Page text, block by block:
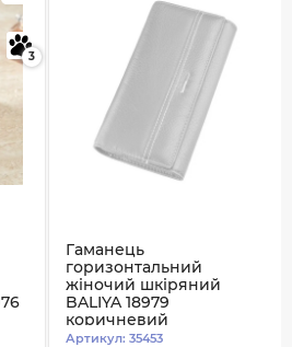
3
Гаманець
горизонтальний
жіночий шкіряний
BALIYA 18979
коричневий
Артикул: 35453